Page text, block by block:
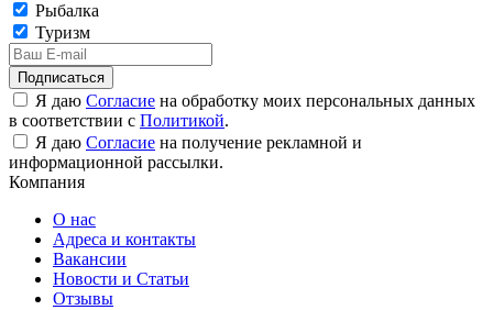
Рыбалка
Туризм
Подписаться
Я даю Согласие на обработку моих персональных данных
в соответствии с Политикой.
Я даю Согласие на получение рекламной и
информационной рассылки.
Компания
О нас
Адреса и контакты
Вакансии
Новости и Статьи
Отзывы